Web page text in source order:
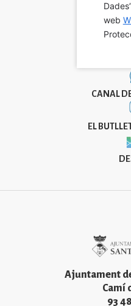
web
CANAL
EL
Ajuntament
Camí
93